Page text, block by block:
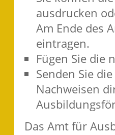
ausdrucken
Am Ende des
eintragen.
Fügen Sie die
Senden Sie
Nachweisen
Das Amt für